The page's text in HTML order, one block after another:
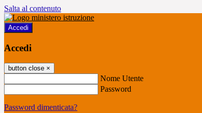
Salta al contenuto
Accedi
Accedi
button close ×
Nome Utente
Password
Password dimenticata?